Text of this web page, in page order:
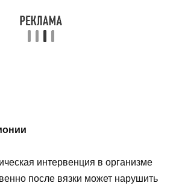
интервенция в организме
после вязки может нарушить